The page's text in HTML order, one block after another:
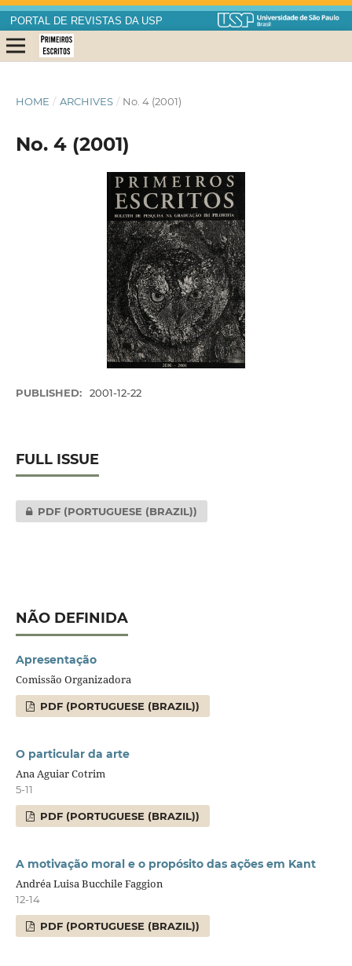
PORTAL DE REVISTAS DA USP
HOME / ARCHIVES / No. 4 (2001)
No. 4 (2001)
PUBLISHED: 2001-12-22
FULL ISSUE
PDF (PORTUGUESE (BRAZIL))
NÃO DEFINIDA
Apresentação
Comissão Organizadora
PDF (PORTUGUESE (BRAZIL))
O particular da arte
Ana Aguiar Cotrim
5-11
PDF (PORTUGUESE (BRAZIL))
A motivação moral e o propósito das ações em Kant
Andréa Luisa Bucchile Faggion
12-14
PDF (PORTUGUESE (BRAZIL))